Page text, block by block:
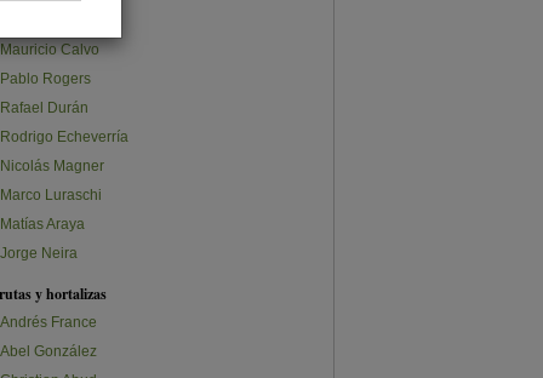
Mauricio Calvo
Pablo Rogers
Rafael Durán
Rodrigo Echeverría
Nicolás Magner
Marco Luraschi
Matías Araya
Jorge Neira
y hortalizas
Andrés France
Abel González